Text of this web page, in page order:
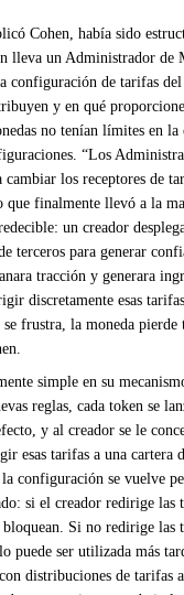
Cohen, había sido
lleva un Administrador de
configuración de tarifas
y en qué
no tenían límites en la
“Los
cambiar los receptores de
que finalmente llevó a la
un creador
terceros para generar
tracción y generara
discretamente esas
se frustra, la moneda
simple en su
reglas, cada token se
y al creador se le
esas tarifas a una cartera
configuración se vuelve
si el creador redirige las
bloquean. Si no redirige las
puede ser utilizada más
distribuciones de tarifas